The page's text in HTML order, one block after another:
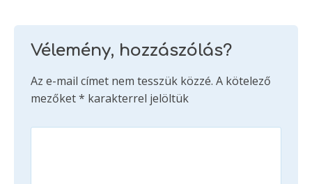
Vélemény, hozzászólás?
Az e-mail címet nem tesszük közzé. A kötelező
mezőket* karakterrel jelöltük